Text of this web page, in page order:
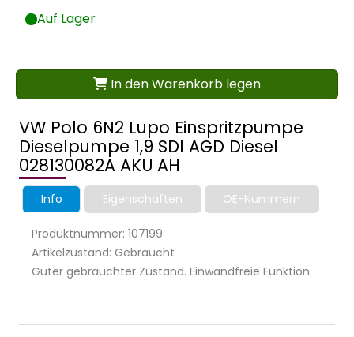
VW Polo 6N2 Lupo Einspritzpumpe
Dieselpumpe 1,9 SDI AGD Diesel
028130082A AKU AH
Info Eigenschaften OE-Nummern
Produktnummer: 107199
Artikelzustand: Gebraucht
Guter gebrauchter Zustand. Einwandfreie Funktion.
Auf Lager
In den Warenkorb legen